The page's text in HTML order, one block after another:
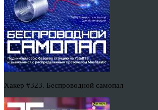
Хакер #323. Беспроводной самопал